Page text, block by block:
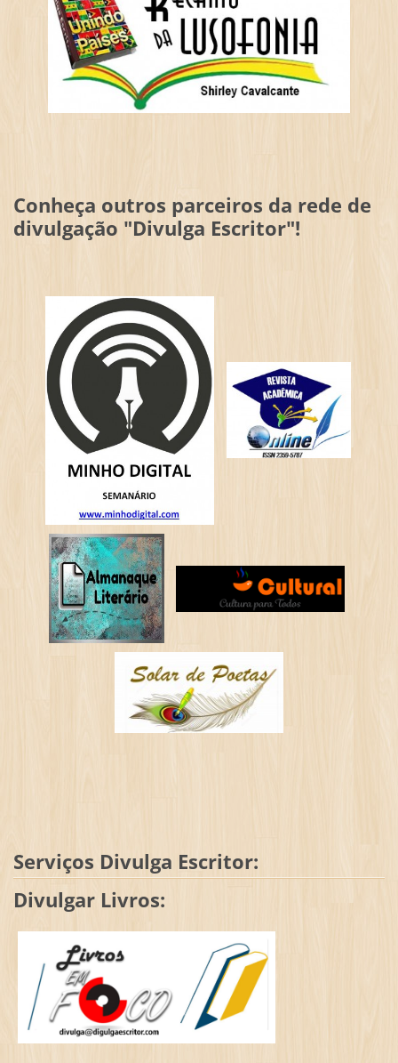
Conheça outros parceiros da rede de
divulgação "Divulga Escritor"!
Serviços Divulga Escritor:
Divulgar Livros: